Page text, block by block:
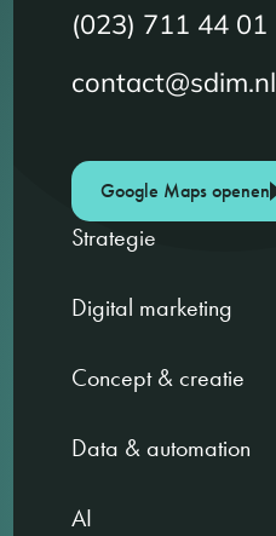
(023) 711 44 01
contact@sdim.nl
Google Maps openen
Strategie
Digital marketing
Concept & creatie
Data & automation
AI